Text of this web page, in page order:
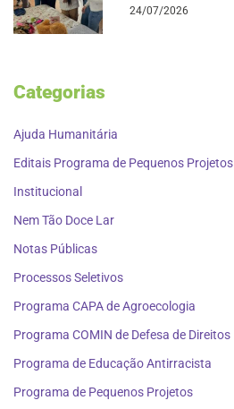
24/07/2026
Categorias
Ajuda Humanitária
Editais Programa de Pequenos Projetos
Institucional
Nem Tão Doce Lar
Notas Públicas
Processos Seletivos
Programa CAPA de Agroecologia
Programa COMIN de Defesa de Direitos
Programa de Educação Antirracista
Programa de Pequenos Projetos